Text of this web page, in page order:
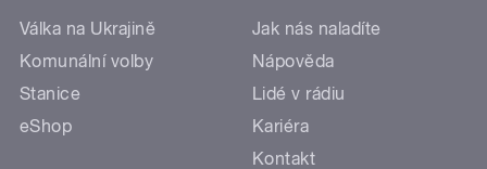
Válka na Ukrajině
Komunální volby
Stanice
eShop
Jak nás naladíte
Nápověda
Lidé v rádiu
Kariéra
Kontakt